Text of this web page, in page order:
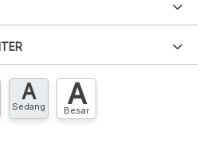
Daftar sekarang
»
A
Sedang A
Besar